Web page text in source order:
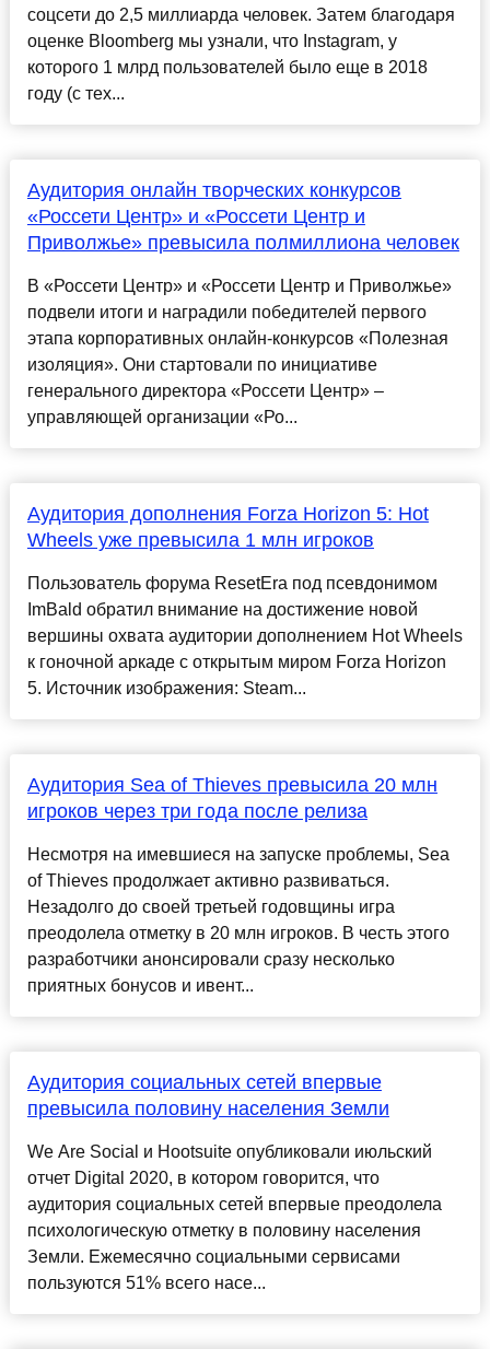
соцсети до 2,5 миллиарда человек. Затем благодаря
оценке Bloomberg мы узнали, что Instagram, у
которого 1 млрд пользователей было еще в 2018
году (с тех...
Аудитория онлайн творческих конкурсов
«Россети Центр» и «Россети Центр и
Приволжье» превысила полмиллиона человек
В «Россети Центр» и «Россети Центр и Приволжье»
подвели итоги и наградили победителей первого
этапа корпоративных онлайн-конкурсов «Полезная
изоляция». Они стартовали по инициативе
генерального директора «Россети Центр» –
управляющей организации «Ро...
Аудитория дополнения Forza Horizon 5: Hot
Wheels уже превысила 1 млн игроков
Пользователь форума ResetEra под псевдонимом
ImBald обратил внимание на достижение новой
вершины охвата аудитории дополнением Hot Wheels
к гоночной аркаде с открытым миром Forza Horizon
5. Источник изображения: Steam...
Аудитория Sea of Thieves превысила 20 млн
игроков через три года после релиза
Несмотря на имевшиеся на запуске проблемы, Sea
of Thieves продолжает активно развиваться.
Незадолго до своей третьей годовщины игра
преодолела отметку в 20 млн игроков. В честь этого
разработчики анонсировали сразу несколько
приятных бонусов и ивент...
Аудитория социальных сетей впервые
превысила половину населения Земли
We Are Social и Hootsuite опубликовали июльский
отчет Digital 2020, в котором говорится, что
аудитория социальных сетей впервые преодолела
психологическую отметку в половину населения
Земли. Ежемесячно социальными сервисами
пользуются 51% всего насе...